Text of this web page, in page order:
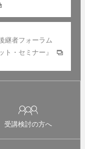
継者フォーラム
ト・セミナー』
受講検討の方へ